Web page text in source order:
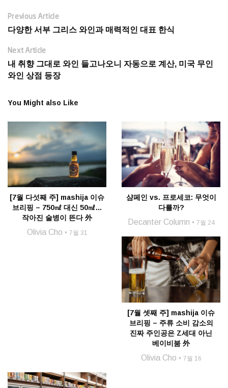
Previous Article
다양한 서부 그리스 와인과 매력적인 대표 한식
Next Article
내 취향 그대로 와인 들고나오니 자동으로 계산, 미국 무인
와인 상점 등장
You Might also Like
[7월 다섯째 주] mashija 이슈
브리핑 – 750㎖ 대신 50㎖…
작아진 술병이 뜬다 外
Olivia Cho 7월 31
샴페인 vs. 프로세코: 무엇이
다를까?
Decanter Column 7월 24
[7월 셋째 주] mashija 이슈
브리핑 – 주류 소비 감소의
진짜 주인공은 Z세대 아닌
베이비붐 外
Olivia Cho 7월 16